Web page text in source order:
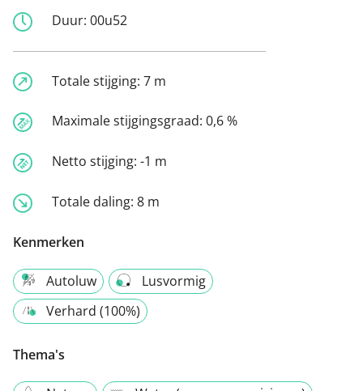
Duur: 00u52
Totale stijging: 7 m
Maximale stijgingsgraad: 0,6 %
Netto stijging: -1 m
Totale daling: 8 m
Kenmerken
Autoluw
Lusvormig
Verhard (100%)
Thema's